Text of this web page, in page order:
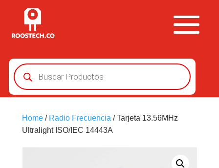
Búsqueda
de
productos
Home/ Radio Frecuencia / Tarjeta 13.56MHz
Ultralight ISO/IEC 14443A